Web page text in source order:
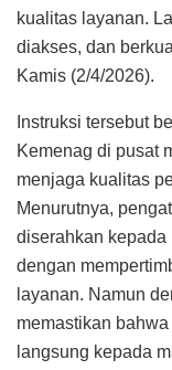
kualitas layanan.
diakses, dan
Kamis (2/4/2026).
Instruksi tersebut
Kemenag di pusat
menjaga kualitas
Menurutnya,
diserahkan kepada
dengan
layanan. Namun
memastikan
langsung kepada